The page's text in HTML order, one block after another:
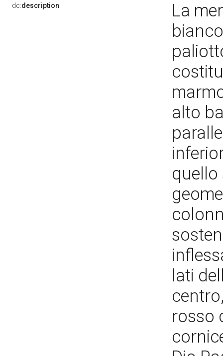
dc:description
La
alto
quello
lati
rosso